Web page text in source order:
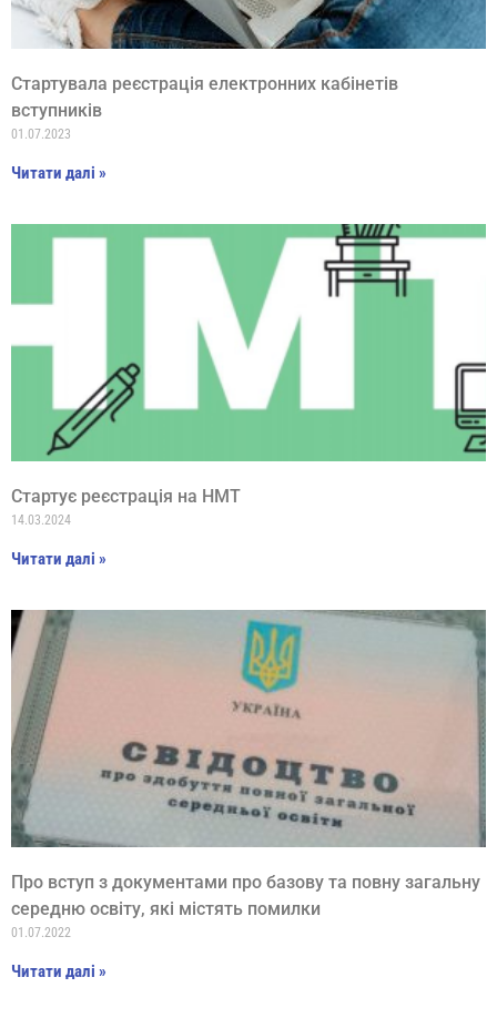
Стартувала реєстрація електронних кабінетів
вступників
01.07.2023
Читати далі »
Cтартує реєстрація на НМТ
14.03.2024
Читати далі »
Про вступ з документами про базову та повну загальну
середню освіту, які містять помилки
01.07.2022
Читати далі »